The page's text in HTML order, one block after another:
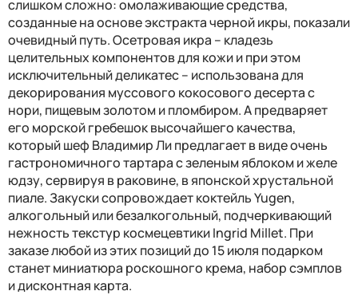
слишком сложно: омолаживающие средства,
созданные на основе экстракта черной икры, показали
очевидный путь. Осетровая икра – кладезь
целительных компонентов для кожи и при этом
исключительный деликатес – использована для
декорирования муссового кокосового десерта с
нори, пищевым золотом и пломбиром. А предваряет
его морской гребешок высочайшего качества,
который шеф Владимир Ли предлагает в виде очень
гастрономичного тартара с зеленым яблоком и желе
юдзу, сервируя в раковине, в японской хрустальной
пиале. Закуски сопровождает коктейльYugen,
алкогольный или безалкогольный, подчеркивающий
нежность текстур космецевтикиIngrid Millet. При
заказе любой из этих позиций до 15 июля подарком
станет миниатюра роскошного крема, набор сэмплов
и дисконтная карта.